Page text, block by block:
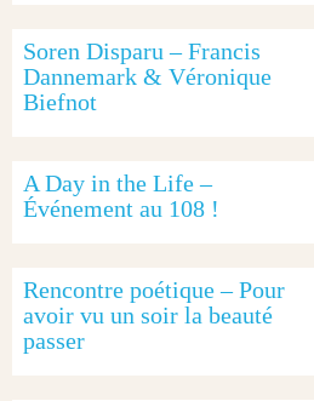
Soren Disparu – Francis
Dannemark & Véronique
Biefnot
A Day in the Life –
Événement au 108 !
Rencontre poétique – Pour
avoir vu un soir la beauté
passer